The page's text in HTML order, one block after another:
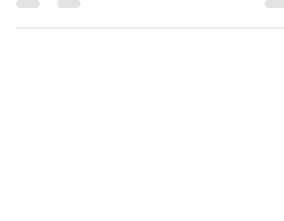
bolest. Navodno, jedna od deset žena pati